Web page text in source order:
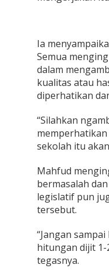
Ia
Semua
dalam
kualitas atau
diperhatikan
“Silahkan
sekolah itu
Mahfud
bermasalah
legislatif pun
tersebut.
“Jangan
hitungan dijit 1-
tegasnya.